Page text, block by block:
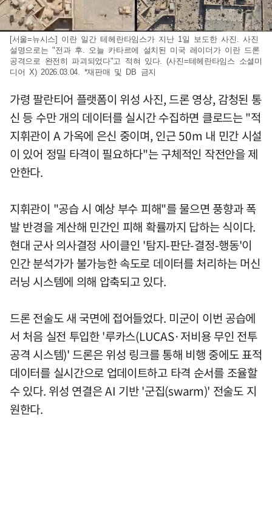
[서울=뉴시스] 이란 일간 테헤란타임스가 지난 1일 보도한 사진. 사진
설명으로는 "전과 후. 오늘 카타르에 설치된 미국 레이더가 이란 드론
공격으로 완전히 파괴되었다"고 적혀 있다. (사진=테헤란타임스 소셜미
디어 X) 2026.03.04. *재판매 및 DB 금지
가령 팔란티어 플랫폼이 위성 사진, 드론 영상, 감청된 통
신 등 수만 개의 데이터를 실시간 수집하면 클로드는 "적
지휘관이 A 가옥에 은신 중이며, 인근 50m 내 민간 시설
이 있어 정밀 타격이 필요하다"는 구체적인 작전안을 제
안한다.
지휘관이 "공습 시 예상 부수 피해"를 물으면 풍향과 폭
발 반경을 계산해 민간인 피해 확률까지 답하는 식이다.
현대 군사 의사결정 사이클인 '탐지-판단-결정-행동'이
인간 분석가가 불가능한 속도로 데이터를 처리하는 머신
러닝 시스템에 의해 압축되고 있다.
드론 전술도 새 국면에 접어들었다. 미군이 이번 공습에
서 처음 실전 투입한 '루카스(LUCAS·저비용 무인 전투
공격 시스템)' 드론은 위성 링크를 통해 비행 중에도 표적
데이터를 실시간으로 업데이트하고 타격 순서를 조율할
수 있다. 위성 연결은 AI 기반 '군집(swarm)' 전술도 지
원한다.